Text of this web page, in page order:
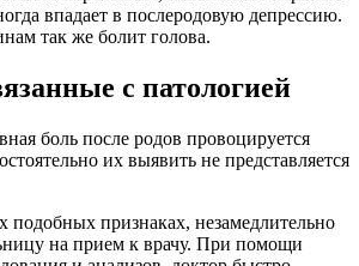
впадает в послеродовую депрессию.
так же болит голова.
с патологией
боль после родов провоцируется
их выявить не представляется
подобных признаках, незамедлительно
на прием к врачу. При помощи